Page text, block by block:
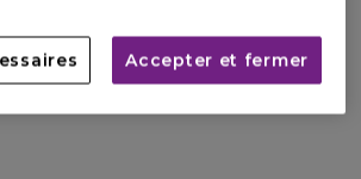
Accepter et fermer